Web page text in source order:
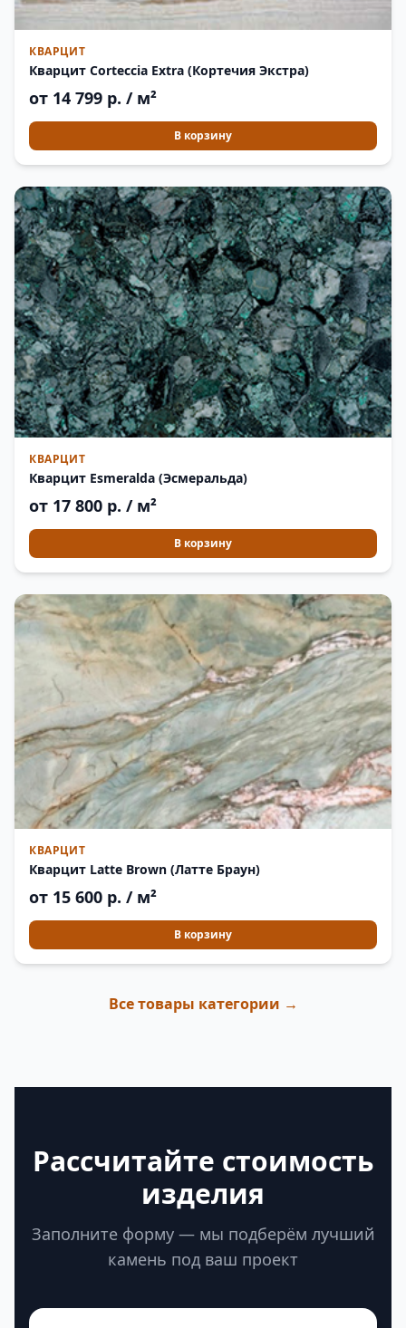
КВАРЦИТ
Кварцит Corteccia Extra (Кортечия Экстра)
от 14 799 р. / м²
В корзину
КВАРЦИТ
Кварцит Esmeralda (Эсмеральда)
от 17 800 р. / м²
В корзину
КВАРЦИТ
Кварцит Latte Brown (Латте Браун)
от 15 600 р. / м²
В корзину
Все товары категории →
Рассчитайте стоимость
изделия
Заполните форму — мы подберём лучший
камень под ваш проект